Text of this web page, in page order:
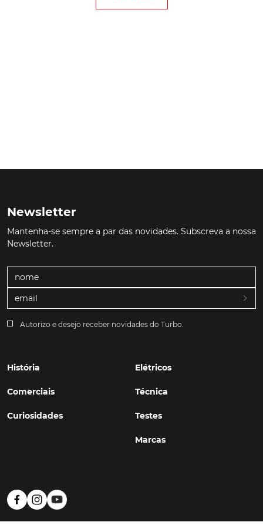
Newsletter
Mantenha-se sempre a par das novidades. Subscreva a nossa
Newsletter.
Autorizo e desejo receber novidades do Turbo.
História
Comerciais
Curiosidades
Elétricos
Técnica
Testes
Marcas